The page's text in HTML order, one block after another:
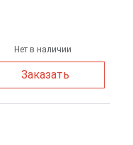
Нет в наличии
Заказать